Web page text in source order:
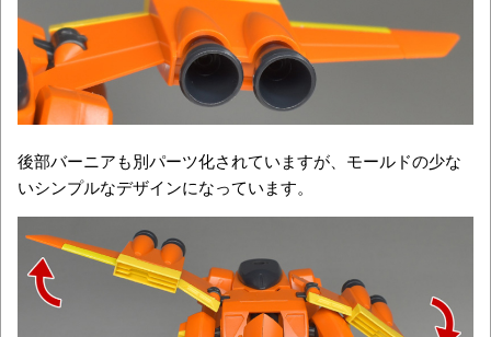
後部バーニアも別パーツ化されていますが、モールドの少な
いシンプルなデザインになっています。